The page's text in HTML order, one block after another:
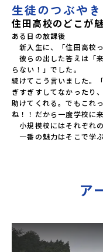
生徒のつぶやき
住田高校のどこが
ある日の放課後
新入生に、「住田高校
彼らの出した答えは「
らない！」でした。
続けてこう言いました。
ぎすぎすしてなかったり
助けてくれる。でもこれ
ね！！だから一度学校に
小規模校にはそれぞれ
一番の魅力はそこで学
ア